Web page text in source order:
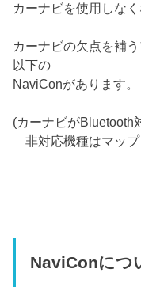
カーナビを使用しなく
カーナビの欠点を補
以下の
NaviConがあります。
(カーナビがBluetooth
非対応機種はマッ
NaviConにつ